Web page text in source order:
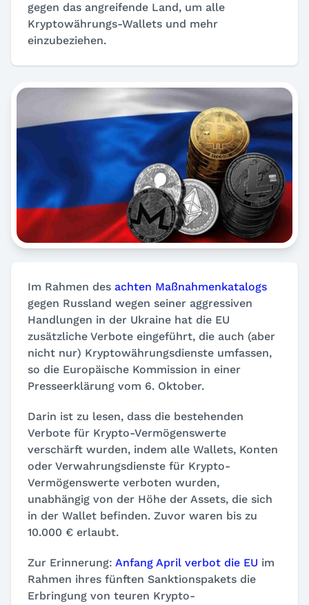
gegen das angreifende Land, um alle
Kryptowährungs-Wallets und mehr
einzubeziehen.
Im Rahmen des achten Maßnahmenkatalogs
gegen Russland wegen seiner aggressiven
Handlungen in der Ukraine hat die EU
zusätzliche Verbote eingeführt, die auch (aber
nicht nur) Kryptowährungsdienste umfassen,
so die Europäische Kommission in einer
Presseerklärung vom 6. Oktober.
Darin ist zu lesen, dass die bestehenden
Verbote für Krypto-Vermögenswerte
verschärft wurden, indem alle Wallets, Konten
oder Verwahrungsdienste für Krypto-
Vermögenswerte verboten wurden,
unabhängig von der Höhe der Assets, die sich
in der Wallet befinden. Zuvor waren bis zu
10.000 € erlaubt.
Zur Erinnerung: Anfang April verbot die EU im
Rahmen ihres fünften Sanktionspakets die
Erbringung von teuren Krypto-